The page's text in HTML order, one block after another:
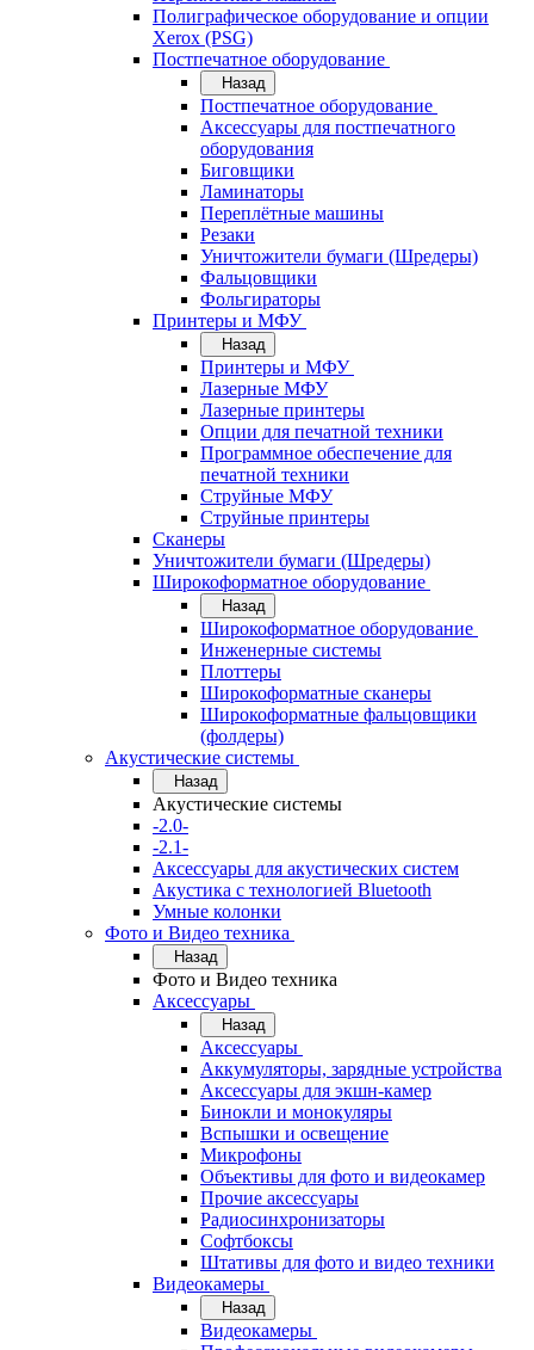
Полиграфическое оборудование и опции
Xerox (PSG)
Постпечатное оборудование
Назад
Постпечатное оборудование
Аксессуары для постпечатного
оборудования
Биговщики
Ламинаторы
Переплётные машины
Резаки
Уничтожители бумаги (Шредеры)
Фальцовщики
Фольгираторы
Принтеры и МФУ
Назад
Принтеры и МФУ
Лазерные МФУ
Лазерные принтеры
Опции для печатной техники
Программное обеспечение для
печатной техники
Струйные МФУ
Струйные принтеры
Сканеры
Уничтожители бумаги (Шредеры)
Широкоформатное оборудование
Назад
Широкоформатное оборудование
Инженерные системы
Плоттеры
Широкоформатные сканеры
Широкоформатные фальцовщики
(фолдеры)
Акустические системы
Назад
Акустические системы
-2.0-
-2.1-
Аксессуары для акустических систем
Акустика с технологией Bluetooth
Умные колонки
Фото и Видео техника
Назад
Фото и Видео техника
Аксессуары
Назад
Аксессуары
Аккумуляторы, зарядные устройства
Аксессуары для экшн-камер
Бинокли и монокуляры
Вспышки и освещение
Микрофоны
Объективы для фото и видеокамер
Прочие аксессуары
Радиосинхронизаторы
Софтбоксы
Штативы для фото и видео техники
Видеокамеры
Назад
Видеокамеры